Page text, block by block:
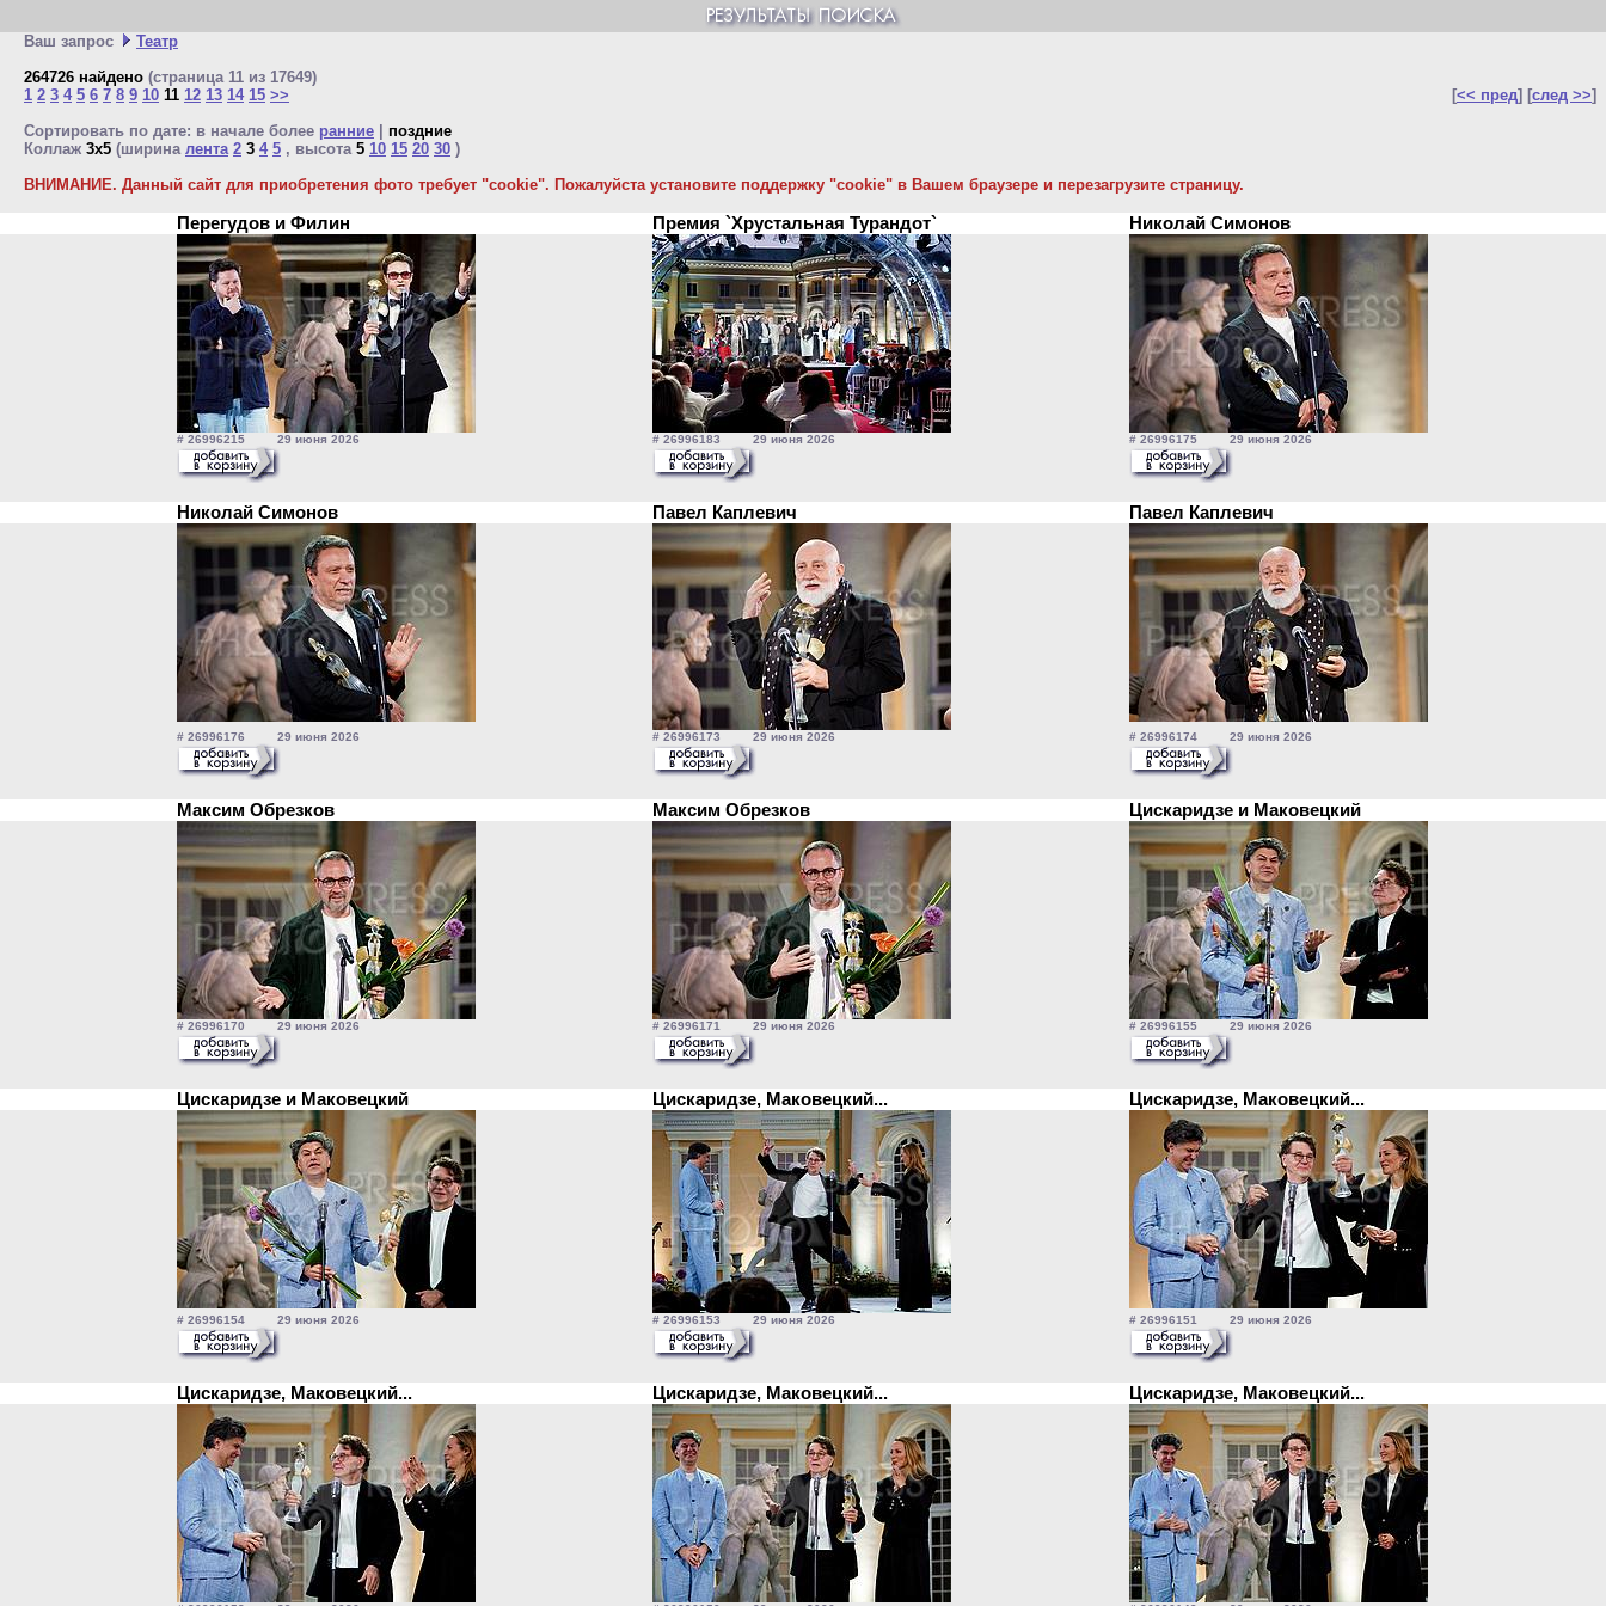
Ваш запрос
Театр
264726 найдено (страница 11 из 17649)
1 2 3 4 5 6 7 8 9 10 11 12 13 14 15 >> [<< пред] [след >>]
Сортировать по дате: в начале более ранние
поздние
Коллаж 3x5 (ширина лента 2 3 4 5 , высота 5 10 15 20 30 )
ВНИМАНИЕ. Данный сайт для приобретения фото требует "cookie". Пожалуйста установите поддержку "cookie" в Вашем браузере и перезагрузите страницу.
Перегудов и Филин Премия `Хрустальная Турандот` Николай Симонов
# 26996215 29 июня 2026 # 26996183 29 июня 2026 # 26996175 29 июня 2026
Николай Симонов Павел Каплевич Павел Каплевич
# 26996176 29 июня 2026 # 26996173 29 июня 2026 # 26996174 29 июня 2026
Максим Обрезков Максим Обрезков Цискаридзе и Маковецкий
# 26996170 29 июня 2026 # 26996171 29 июня 2026 # 26996155 29 июня 2026
Цискаридзе и Маковецкий Цискаридзе, Маковецкий... Цискаридзе, Маковецкий...
# 26996154 29 июня 2026 # 26996153 29 июня 2026 # 26996151 29 июня 2026
Цискаридзе, Маковецкий... Цискаридзе, Маковецкий... Цискаридзе, Маковецкий...